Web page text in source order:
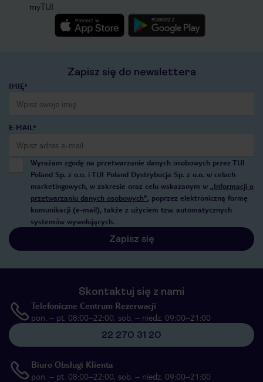
myTUI
Zapisz się do newslettera
IMIĘ*
E-MAIL*
Wyrażam zgodę na przetwarzanie danych osobowych przez TUI
Poland Sp. z o.o. i TUI Poland Dystrybucja Sp. z o.o. w celach
marketingowych, w zakresie oraz celu wskazanym w „Informacji o
przetwarzaniu danych osobowych”, poprzez elektroniczną formę
komunikacji (e-mail), także z użyciem tzw. automatycznych
systemów wywołujących.
Zapisz się
Skontaktuj się z nami
Telefoniczne Centrum Rezerwacji
pon. – pt. 08:00–22:00, sob. – niedz. 09:00–21:00
22 270 31 20
Biuro Obsługi Klienta
pon. – pt. 08:00–22:00, sob. – niedz. 09:00–21:00